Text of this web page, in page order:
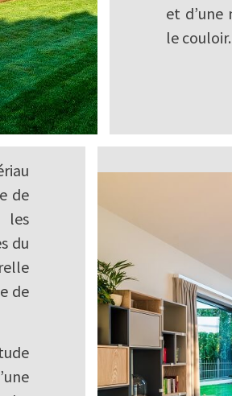
et d’une
le couloir.
de
les
du
de